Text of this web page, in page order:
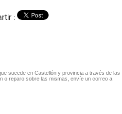
:
sucede en Castellón y provincia a través de las
o reparo sobre las mismas, envíe un correo a